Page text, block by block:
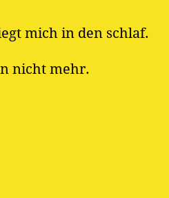
mich in den schlaf.
nicht mehr.